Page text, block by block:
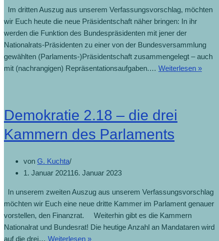
Im dritten Auszug aus unserem Verfassungsvorschlag, möchten
wir Euch heute die neue Präsidentschaft näher bringen: In ihr
werden die Funktion des Bundespräsidenten mit jener der
Nationalrats-Präsidenten zu einer von der Bundesversammlung
gewählten (Parlaments-)Präsidentschaft zusammengelegt – auch
mit (nachrangigen) Repräsentationsaufgaben.… Weiterlesen »
Demokratie 2.18 – die drei
Kammern des Parlaments
von G. Kuchta
1. Januar 202116. Januar 2023
In unserem zweiten Auszug aus unserem Verfassungsvorschlag
möchten wir Euch eine neue dritte Kammer im Parlament genauer
vorstellen, den Finanzrat. Weiterhin gibt es die Kammern
Nationalrat und Bundesrat! Die heutige Anzahl an Mandataren wird
auf die drei… Weiterlesen »